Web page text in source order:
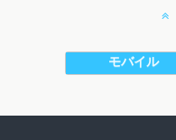
モバイル